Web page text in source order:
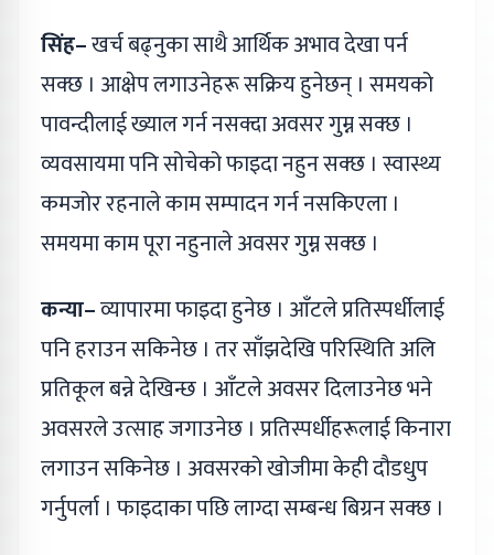
सिंह–खर्च बढ्नुका साथै आर्थिक अभाव देखा पर्न
सक्छ । आक्षेप लगाउनेहरू सक्रिय हुनेछन् । समयको
पावन्दीलाई ख्याल गर्न नसक्दा अवसर गुम्न सक्छ ।
व्यवसायमा पनि सोचेको फाइदा नहुन सक्छ । स्वास्थ्य
कमजोर रहनाले काम सम्पादन गर्न नसकिएला ।
समयमा काम पूरा नहुनाले अवसर गुम्न सक्छ ।
कन्या–व्यापारमा फाइदा हुनेछ । आँटले प्रतिस्पर्धीलाई
पनि हराउन सकिनेछ । तर साँझदेखि परिस्थिति अलि
प्रतिकूल बन्ने देखिन्छ । आँटले अवसर दिलाउनेछ भने
अवसरले उत्साह जगाउनेछ । प्रतिस्पर्धीहरूलाई किनारा
लगाउन सकिनेछ । अवसरको खोजीमा केही दौडधुप
गर्नुपर्ला । फाइदाका पछि लाग्दा सम्बन्ध बिग्रन सक्छ ।